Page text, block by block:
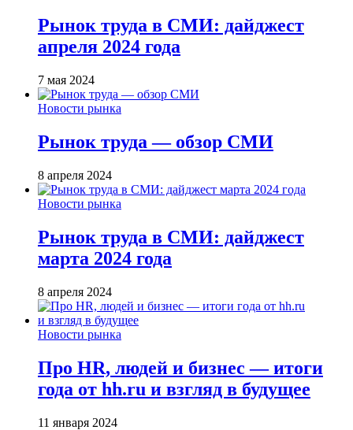
Рынок труда в СМИ: дайджест
апреля 2024 года
7 мая 2024
Новости рынка
Рынок труда — обзор СМИ
8 апреля 2024
Новости рынка
Рынок труда в СМИ: дайджест
марта 2024 года
8 апреля 2024
Новости рынка
Про HR, людей и бизнес — итоги
года от hh.ru и взгляд в будущее
11 января 2024